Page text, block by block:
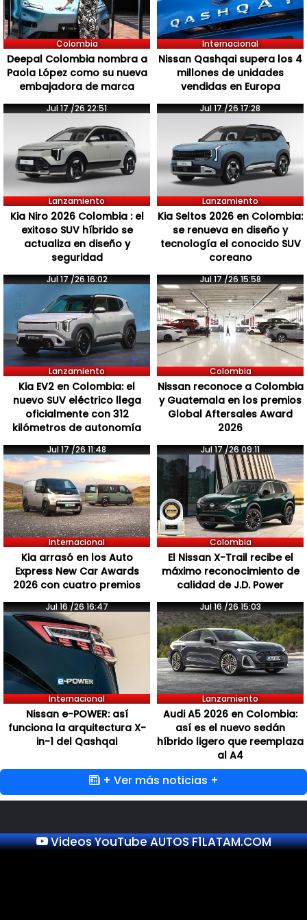
Colombia
Deepal Colombia nombra a
Paola López como su nueva
embajadora de marca
Internacional
Nissan Qashqai supera los 4
millones de unidades
vendidas en Europa
Jul 17 /26 22:51
Lanzamiento
Kia Niro 2026 Colombia : el
exitoso SUV híbrido se
actualiza en diseño y
seguridad
Jul 17 /26 17:28
Lanzamiento
Kia Seltos 2026 en Colombia:
se renueva en diseño y
tecnología el conocido SUV
coreano
Jul 17 /26 16:02
Lanzamiento
Kia EV2 en Colombia: el
nuevo SUV eléctrico llega
oficialmente con 312
kilómetros de autonomía
Jul 17 /26 15:58
Colombia
Nissan reconoce a Colombia
y Guatemala en los premios
Global Aftersales Award
2026
Jul 17 /26 11:48
Internacional
Kia arrasó en los Auto
Express New Car Awards
2026 con cuatro premios
Jul 17 /26 09:11
Colombia
El Nissan X-Trail recibe el
máximo reconocimiento de
calidad de J.D. Power
Jul 16 /26 16:47
Internacional
Nissan e-POWER: así
funciona la arquitectura X-
in-1 del Qashqai
Jul 16 /26 15:03
Lanzamiento
Audi A5 2026 en Colombia:
así es el nuevo sedán
híbrido ligero que reemplaza
al A4
+ Ver más noticias +
Videos YouTube AUTOS F1LATAM.COM